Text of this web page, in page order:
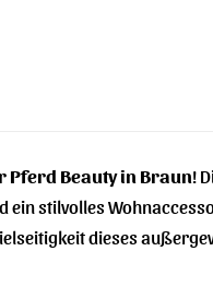
Pferd Beauty in Braun!
ein stilvolles
dieses